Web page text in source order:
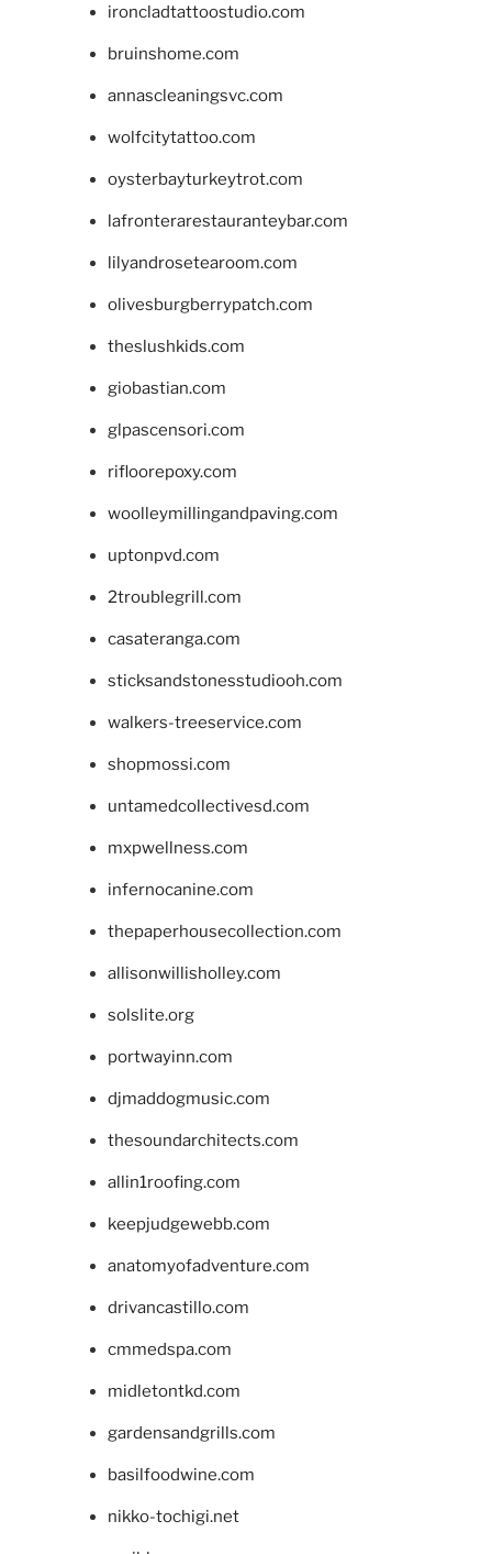
ironcladtattoostudio.com
bruinshome.com
annascleaningsvc.com
wolfcitytattoo.com
oysterbayturkeytrot.com
lafronterarestauranteybar.com
lilyandrosetearoom.com
olivesburgberrypatch.com
theslushkids.com
giobastian.com
glpascensori.com
rifloorepoxy.com
woolleymillingandpaving.com
uptonpvd.com
2troublegrill.com
casateranga.com
sticksandstonesstudiooh.com
walkers-treeservice.com
shopmossi.com
untamedcollectivesd.com
mxpwellness.com
infernocanine.com
thepaperhousecollection.com
allisonwillisholley.com
solslite.org
portwayinn.com
djmaddogmusic.com
thesoundarchitects.com
allin1roofing.com
keepjudgewebb.com
anatomyofadventure.com
drivancastillo.com
cmmedspa.com
midletontkd.com
gardensandgrills.com
basilfoodwine.com
nikko-tochigi.net